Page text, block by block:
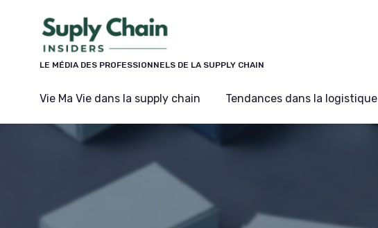
LE MÉDIA DES PROFESSIONNELS DE LA SUPPLY CHAIN
Vie Ma Vie dans la supply chain Tendances dans la logistique